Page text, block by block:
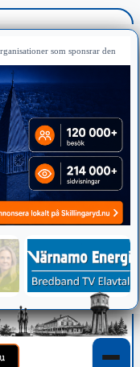
som sponsrar den